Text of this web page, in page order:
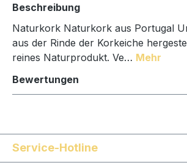
Beschreibung
Naturkork Naturkork aus Portugal
aus der Rinde der Korkeiche
reines Naturprodukt. Ve… Mehr
Bewertungen
Service-Hotline